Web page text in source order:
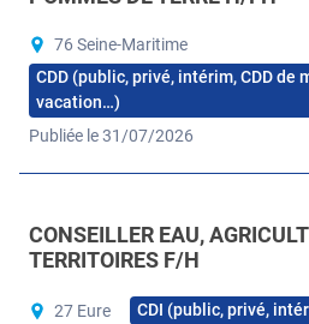
76 Seine-Maritime
CDD (public, privé, intérim, CDD de
vacation…)
Publiée le 31/07/2026
CONSEILLER EAU,
TERRITOIRES F/H
27 Eure
CDI (public, privé,